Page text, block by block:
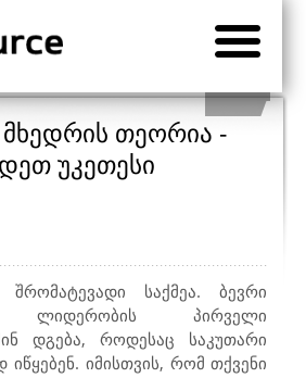
თეორია -
უკეთესი
საქმეა. ბევრი
ლიდერობის პირველი
დგება, როდესაც საკუთარი
იწყებენ. იმისთვის, რომ თქვენი